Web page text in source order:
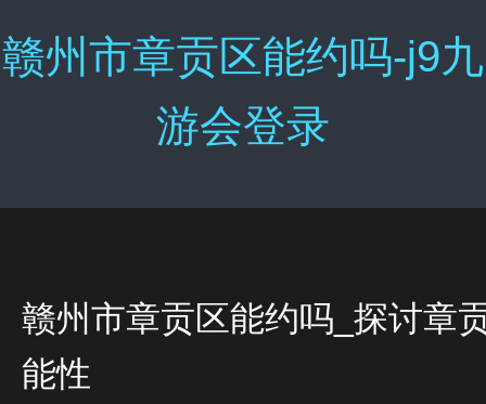
赣州市章贡区能约吗-j9九
游会登录
赣州市章贡区能约吗_探讨章
能性